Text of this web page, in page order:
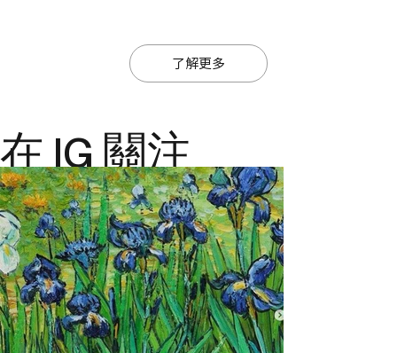
了解更多
在 IG 關注
@ajiajmacau